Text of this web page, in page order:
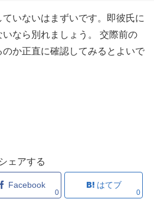
いないはまずいです。即彼氏に
なら別れましょう。 交際前の
か正直に確認してみるとよいで
シェアする
Facebook
0
はてブ
0